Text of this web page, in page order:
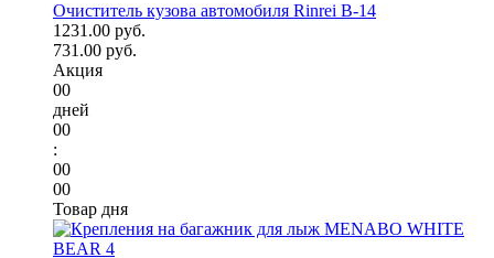
Очиститель кузова автомобиля Rinrei B-14
1231.00 руб.
731.00 руб.
Акция
00
дней
00
:
00
00
Товар дня